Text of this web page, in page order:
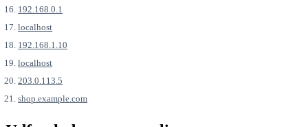
192.168.0.1
localhost
192.168.1.10
localhost
203.0.113.5
shop.example.com